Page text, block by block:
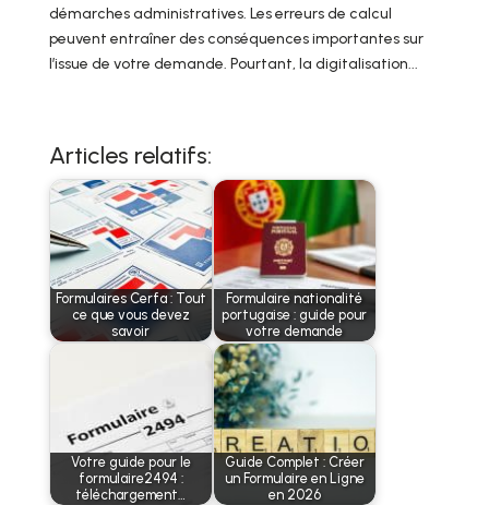
démarches administratives. Les erreurs de calcul
peuvent entraîner des conséquences importantes sur
l’issue de votre demande. Pourtant, la digitalisation...
Articles relatifs:
Formulaires Cerfa : Tout
ce que vous devez
savoir
Formulaire nationalité
portugaise : guide pour
votre demande
Votre guide pour le
formulaire2494 :
téléchargement…
Guide Complet : Créer
un Formulaire en Ligne
en 2026